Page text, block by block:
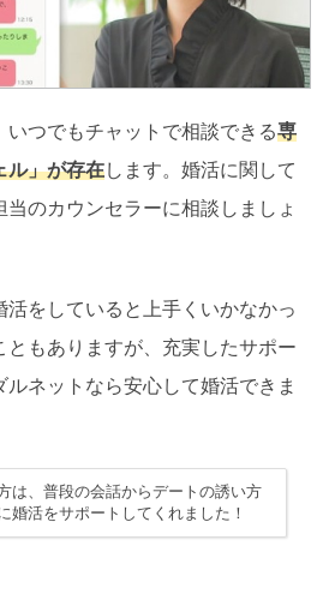
つでもチャットで相談できる専
ル」が存在します。婚活に関して
のカウンセラーに相談しましょ
をしていると上手くいかなかっ
ともありますが、充実したサポー
ルネットなら安心して婚活できま
は、普段の会話からデートの誘い方
婚活をサポートしてくれました！